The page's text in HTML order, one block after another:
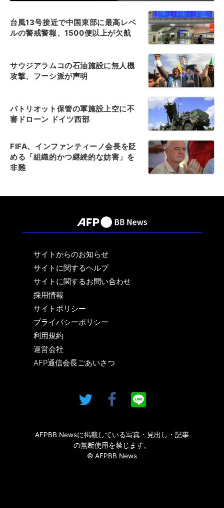
台風13号接近で中国東部に最高レベ
ルの警戒警報、1500便以上が欠航
サウジアラムコの石油施設に無人機
攻撃、フーシ派が声明
パトリオット保管の軍施設上空に不
審ドローン ドイツ西部
FIFA、インファンティーノ会長を貶
める「組織的かつ継続的な妨害」を
非難
サイトからのお知らせ
サイトに関するヘルプ
サイトに関するお問い合わせ
採用情報
サイトポリシー
プライバシーポリシー
利用規約
運営会社
AFP通信会長ごあいさつ
AFPBB Newsに掲載している写真・見出し・記事
の無断使用を禁じます。
© AFPBB News